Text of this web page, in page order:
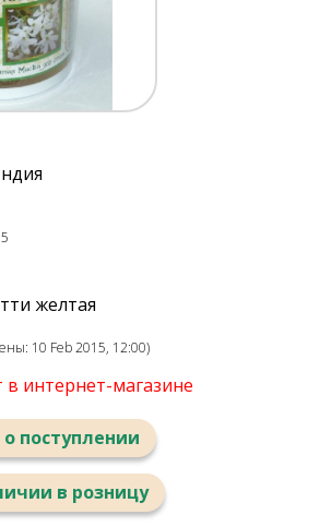
желтая
10 Feb 2015, 12:00)
в интернет-магазине
поступлении
в розницу